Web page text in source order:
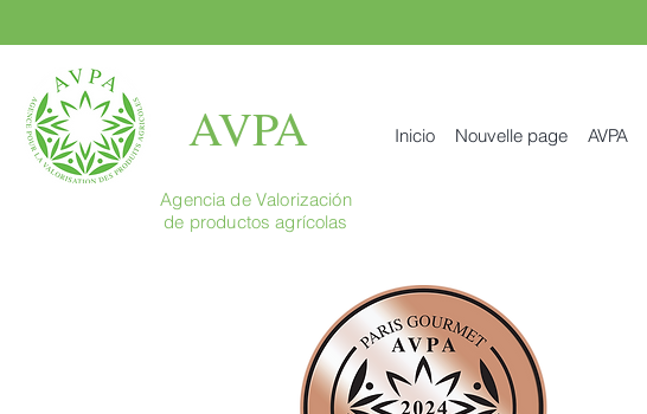
AVPA Inicio Nouvelle page AVPA
Agencia de Valorización
de productos agrícolas